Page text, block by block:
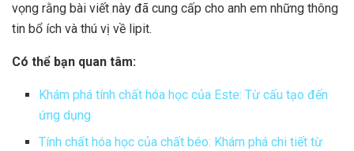
vọng rằng bài viết này đã cung cấp cho anh em những thông
tin bổ ích và thú vị về lipit.
Có thể bạn quan tâm:
Khám phá tính chất hóa học của Este: Từ cấu tạo đến
ứng dụng
Tính chất hóa học của chất béo: Khám phá chi tiết từ